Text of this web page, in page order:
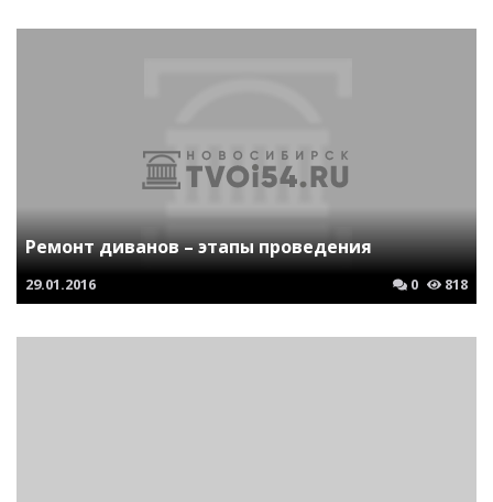
Ремонт диванов – этапы проведения
29.01.2016 0 818